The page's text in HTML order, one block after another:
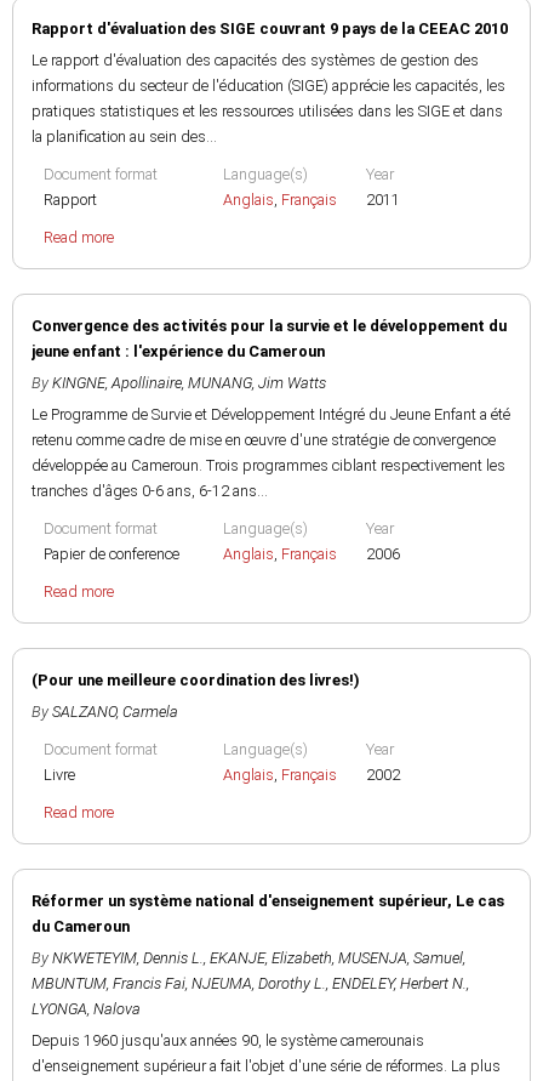
Rapport d'évaluation des SIGE couvrant 9 pays de la CEEAC 2010
Le rapport d'évaluation des capacités des systèmes de gestion des
informations du secteur de l'éducation (SIGE) apprécie les capacités, les
pratiques statistiques et les ressources utilisées dans les SIGE et dans
la planification au sein des...
Document format
Rapport
Language(s)
Anglais, Français
Year
2011
Read more
Convergence des activités pour la survie et le développement du
jeune enfant : l'expérience du Cameroun
By KINGNE, Apollinaire, MUNANG, Jim Watts
Le Programme de Survie et Développement Intégré du Jeune Enfant a été
retenu comme cadre de mise en œuvre d'une stratégie de convergence
développée au Cameroun. Trois programmes ciblant respectivement les
tranches d'âges 0-6 ans, 6-12 ans...
Document format
Papier de conference
Language(s)
Anglais, Français
Year
2006
Read more
(Pour une meilleure coordination des livres!)
By SALZANO, Carmela
Document format
Livre
Language(s)
Anglais, Français
Year
2002
Read more
Réformer un système national d'enseignement supérieur, Le cas
du Cameroun
By NKWETEYIM, Dennis L., EKANJE, Elizabeth, MUSENJA, Samuel,
MBUNTUM, Francis Fai, NJEUMA, Dorothy L., ENDELEY, Herbert N.,
LYONGA, Nalova
Depuis 1960 jusqu'aux années 90, le système camerounais
d'enseignement supérieur a fait l'objet d'une série de réformes. La plus